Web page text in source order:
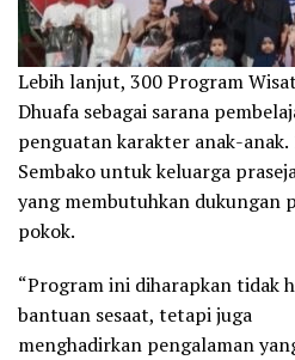
Lebih lanjut, 300 Program
Dhuafa sebagai sarana
penguatan karakter anak-
Sembako untuk keluarga
yang membutuhkan dukungan
pokok.
“Program ini diharapkan tidak
bantuan sesaat, tetapi juga
menghadirkan pengalaman